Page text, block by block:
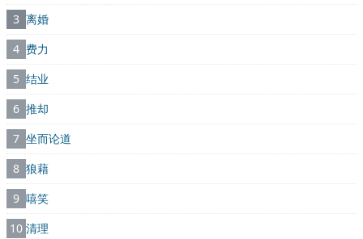
3 离婚
4 费力
5 结业
6 推却
7 坐而论道
8 狼藉
9 嘻笑
10 清理